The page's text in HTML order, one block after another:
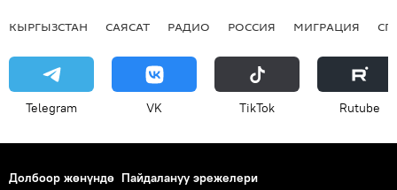
КЫРГЫЗСТАН САЯСАТ РАДИО РОССИЯ МИГРАЦИЯ
Telegram VK ТikТоk Rutube
Долбоор жөнүндө Пайдалануу эрежелери